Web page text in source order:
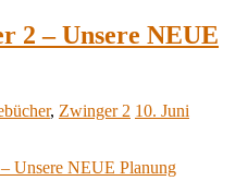
2 – Unsere NEUE
, Zwinger 2 10. Juni